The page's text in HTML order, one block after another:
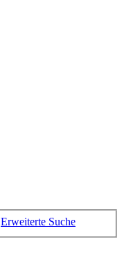
Erweiterte Suche